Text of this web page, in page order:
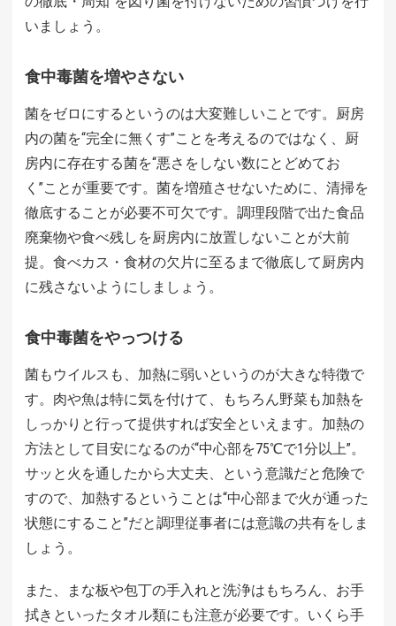
いましょう。
食中毒菌を増やさない
菌をゼロにするというのは大変難しいことです。厨房
内の菌を“完全に無くす”ことを考えるのではなく、厨
房内に存在する菌を“悪さをしない数にとどめてお
く”ことが重要です。菌を増殖させないために、清掃を
徹底することが必要不可欠です。調理段階で出た食品
廃棄物や食べ残しを厨房内に放置しないことが大前
提。食べカス・食材の欠片に至るまで徹底して厨房内
に残さないようにしましょう。
食中毒菌をやっつける
菌もウイルスも、加熱に弱いというのが大きな特徴で
す。肉や魚は特に気を付けて、もちろん野菜も加熱を
しっかりと行って提供すれば安全といえます。加熱の
方法として目安になるのが“中心部を75℃で1分以上”。
サッと火を通したから大丈夫、という意識だと危険で
すので、加熱するということは“中心部まで火が通った
状態にすること”だと調理従事者には意識の共有をしま
しょう。
また、まな板や包丁の手入れと洗浄はもちろん、お手
拭きといったタオル類にも注意が必要です。いくら手